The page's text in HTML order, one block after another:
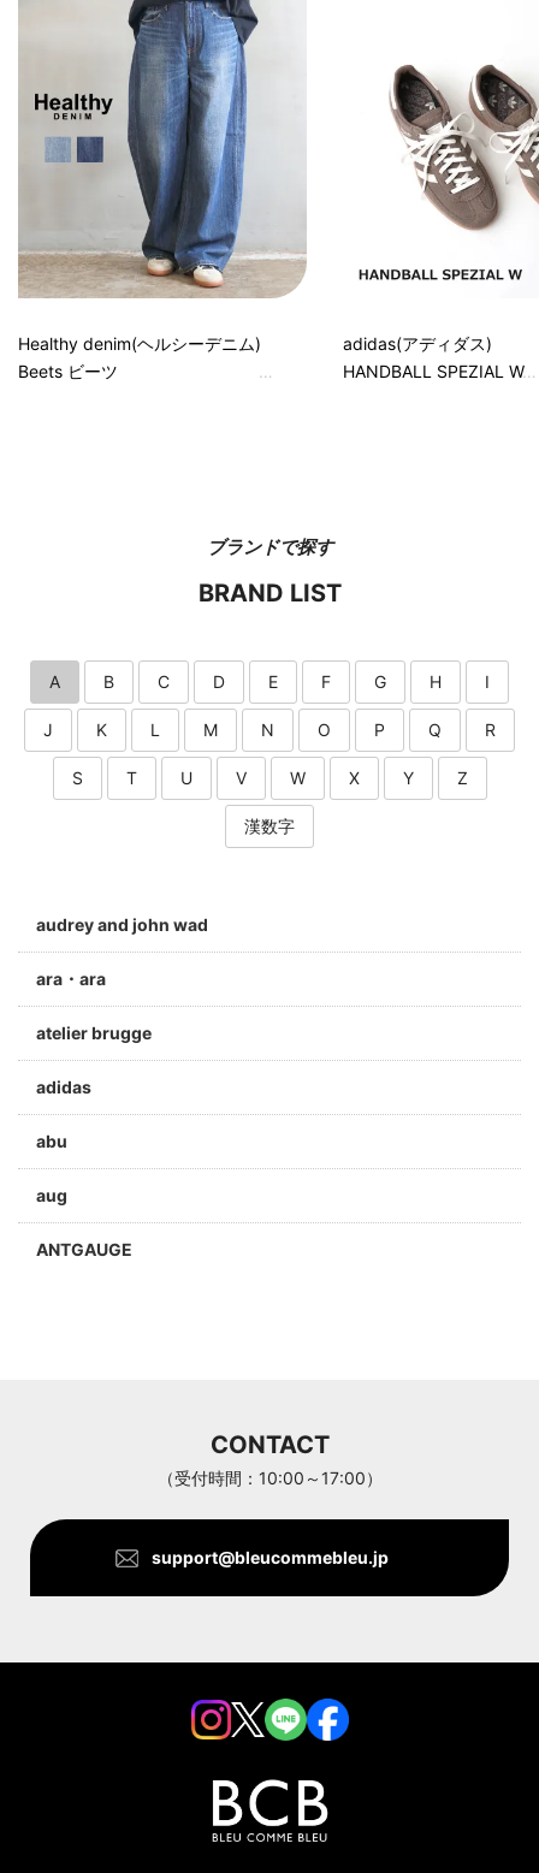
Healthy denim(ヘルシーデニム)
Beets ビーツ
adidas(アディダス)
HANDBALL SPEZIAL W
ブランドで探す
BRAND LIST
A B C D E F G H I
J K L M N O P Q R
S T U V W X Y Z
漢数字
audrey and john wad
ara・ara
atelier brugge
adidas
abu
aug
ANTGAUGE
CONTACT
（受付時間：10:00～17:00）
support@bleucommebleu.jp